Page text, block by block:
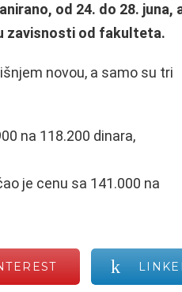
od 24. do 28. juna,
zavisnosti od fakulteta.
novou, a samo su tri
na 118.200 dinara,
je cenu sa 141.000 na